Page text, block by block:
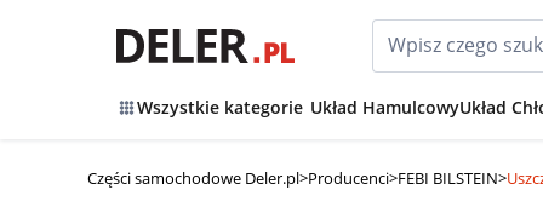
Wszystkie kategorie Układ HamulcowyUkład
Części samochodowe Deler.pl>Producenci>FEBI BILSTEIN>